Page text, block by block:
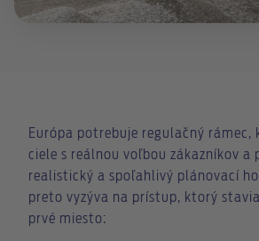
Európa potrebuje regulačný rámec,
ciele s reálnou voľbou zákazníkov a
realistický a spoľahlivý plánovací
preto vyzýva na prístup, ktorý
prvé miesto: